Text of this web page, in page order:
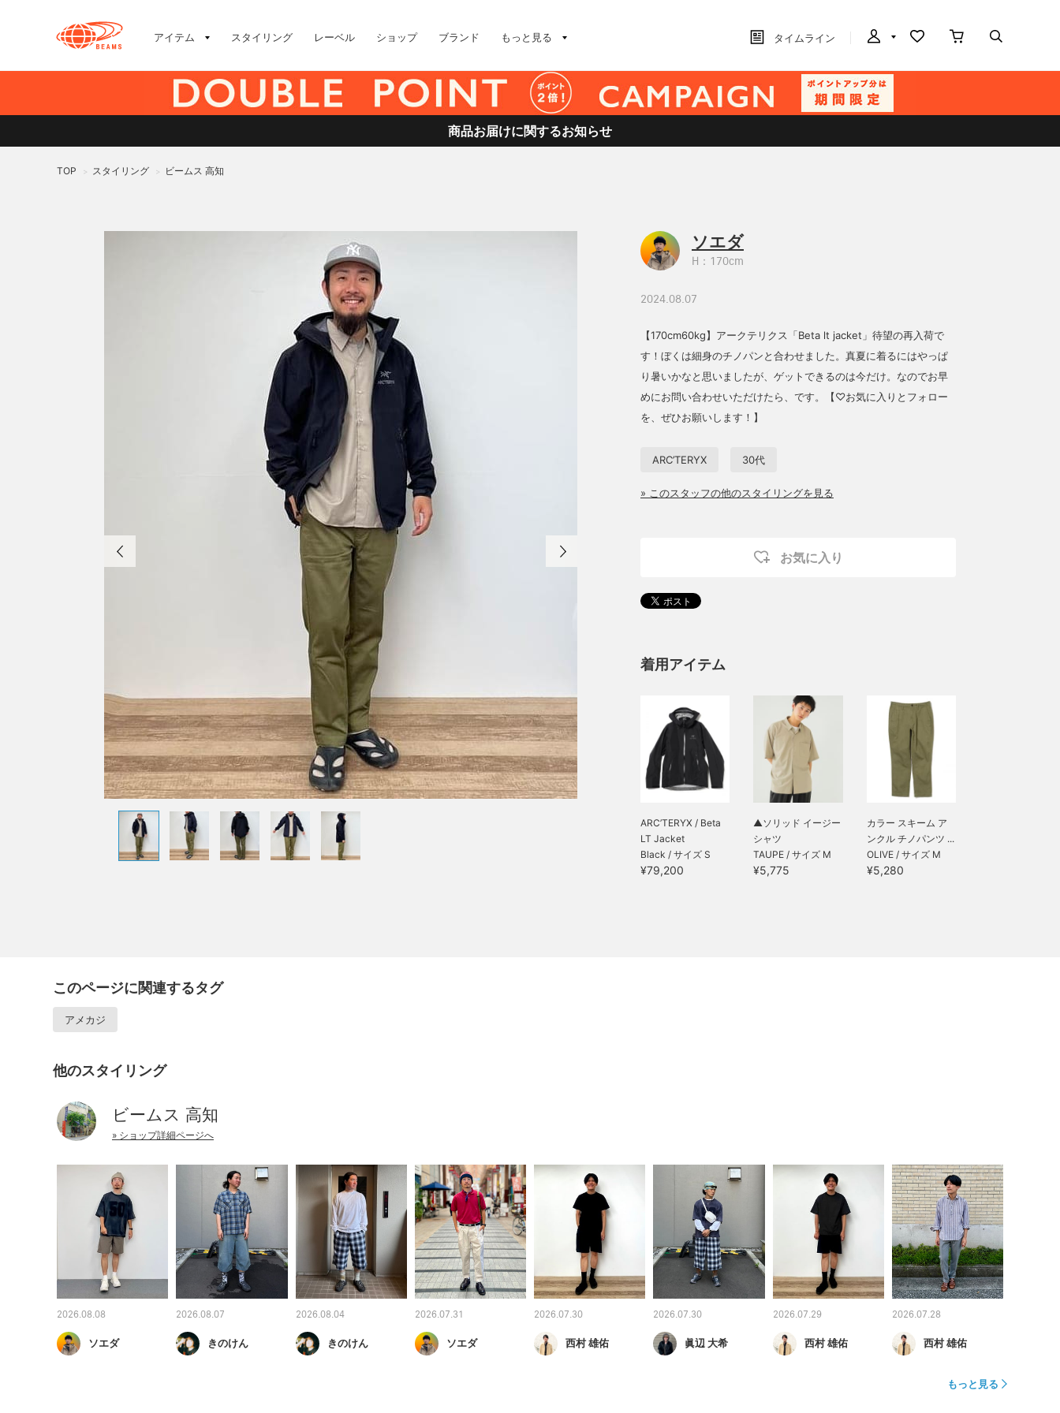
アイテム スタイリング レーベル ショップ ブランド もっと見る タイムライン
商品お届けに関するお知らせ
TOP > スタイリング > ビームス 高知
ソエダ
H：170cm
2024.08.07
【170cm60kg】アークテリクス「Beta lt jacket」待望の再入荷で
す！ぼくは細身のチノパンと合わせました。真夏に着るにはやっぱ
り暑いかなと思いましたが、ゲットできるのは今だけ。なのでお早
めにお問い合わせいただけたら、です。【♡お気に入りとフォロー
を、ぜひお願いします！】
ARC’TERYX 30代
» このスタッフの他のスタイリングを見る
お気に入り
着用アイテム
ARC’TERYX / Beta
LT Jacket
Black / サイズ S
¥79,200
▲ソリッド イージー
シャツ
TAUPE / サイズ M
¥5,775
カラー スキーム ア
ンクル チノパンツ ...
OLIVE / サイズ M
¥5,280
このページに関連するタグ
アメカジ
他のスタイリング
ビームス 高知
» ショップ詳細ページへ
2026.08.08
ソエダ
2026.08.07
きのけん
2026.08.04
きのけん
2026.07.31
ソエダ
2026.07.30
西村 雄佑
2026.07.30
眞辺 大希
2026.07.29
西村 雄佑
2026.07.28
西村 雄佑
もっと見る